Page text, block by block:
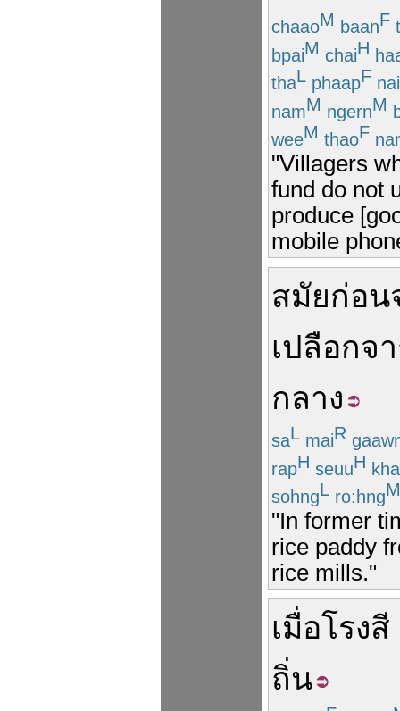
chaaoM baanF
bpaiM chaiH
thaL phaapF nai
namM ngernM
weeM thaoF
"Villagers
fund do not
produce
mobile
สมัยก่อน
เปลือกจ
กลาง
saL maiR
rapH seuuH
sohngL ro:hngM
"In former
rice paddy
rice mills."
เมื่อโรงสี
ถิ่น